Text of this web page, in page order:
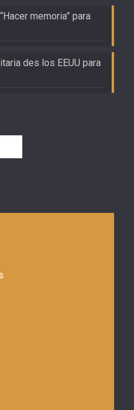
memoria” para
des los EEUU para